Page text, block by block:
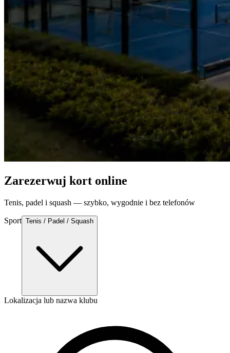
Zarezerwuj kort online
Tenis, padel i squash — szybko, wygodnie i bez telefonów
Sport Tenis / Padel / Squash
Lokalizacja lub nazwa klubu